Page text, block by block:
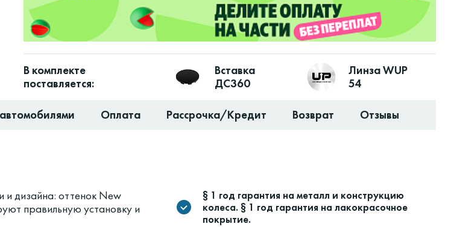
В комплекте
поставляется:
Вставка
ДС360
Линза WUP
54
Оплата Рассрочка/Кредит Возврат Отзывы
и дизайна: оттенок New
правильную установку и
§ 1 год гарантия на металл и конструкцию
колеса. § 1 год гарантия на лакокрасочное
покрытие.